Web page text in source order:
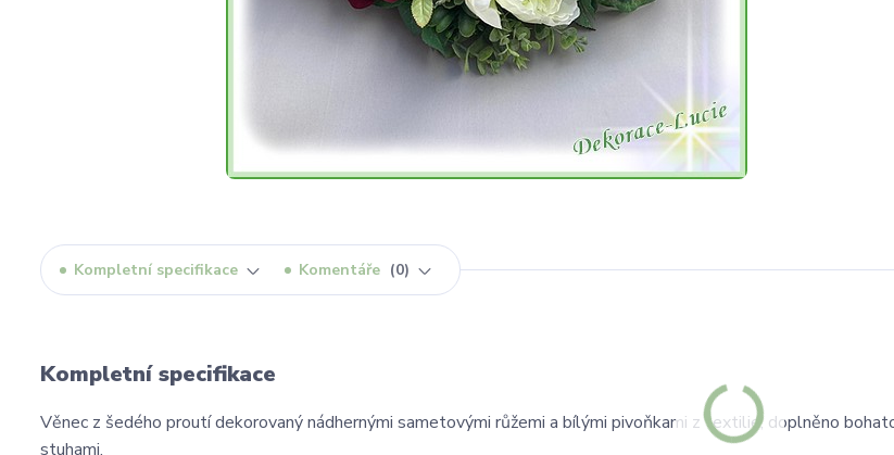
Kompletní specifikace Komentáře 0
Kompletní specifikace
Věnec z šedého proutí dekorovaný nádhernými sametovými růžemi a bílými pivoňkami z textilie, doplněno
stuhami.